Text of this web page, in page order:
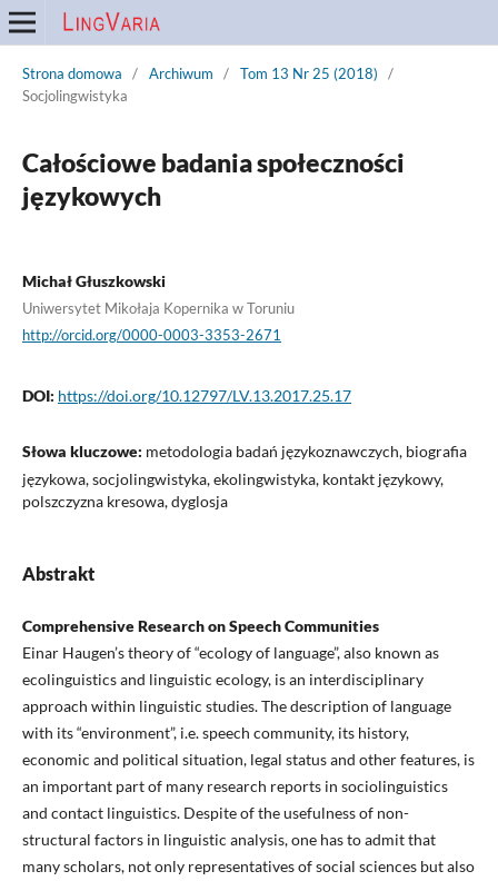
Strona domowa / Archiwum / Tom 13 Nr 25 (2018)
/
Socjolingwistyka
Całościowe badania społeczności
językowych
Michał Głuszkowski
Uniwersytet Mikołaja Kopernika w Toruniu
http://orcid.org/0000-0003-3353-2671
DOI: https://doi.org/10.12797/LV.13.2017.25.17
Słowa kluczowe: metodologia badań językoznawczych, biografia
językowa, socjolingwistyka, ekolingwistyka, kontakt językowy,
polszczyzna kresowa, dyglosja
Abstrakt
Comprehensive Research on Speech Communities
Einar Haugen’s theory of “ecology of language”, also known as
ecolinguistics and linguistic ecology, is an interdisciplinary
approach within linguistic studies. The description of language
with its “environment”, i.e. speech community, its history,
economic and political situation, legal status and other features, is
an important part of many research reports in sociolinguistics
and contact linguistics. Despite of the usefulness of non-
structural factors in linguistic analysis, one has to admit that
many scholars, not only representatives of social sciences but also